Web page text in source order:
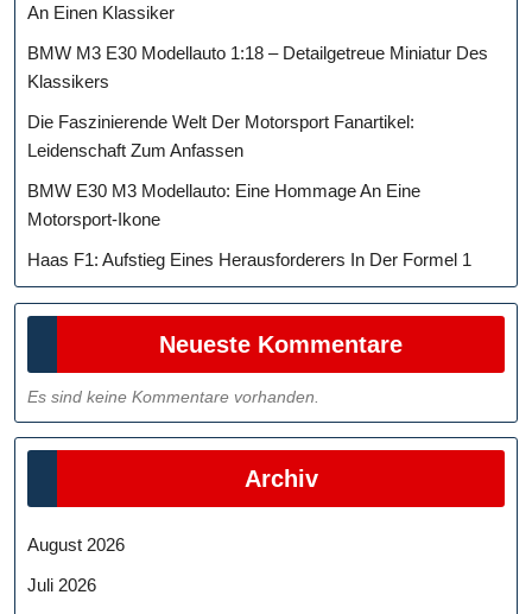
An Einen Klassiker
BMW M3 E30 Modellauto 1:18 – Detailgetreue Miniatur Des
Klassikers
Die Faszinierende Welt Der Motorsport Fanartikel:
Leidenschaft Zum Anfassen
BMW E30 M3 Modellauto: Eine Hommage An Eine
Motorsport-Ikone
Haas F1: Aufstieg Eines Herausforderers In Der Formel 1
Neueste Kommentare
Es sind keine Kommentare vorhanden.
Archiv
August 2026
Juli 2026